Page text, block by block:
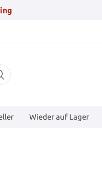
Wieder auf Lager